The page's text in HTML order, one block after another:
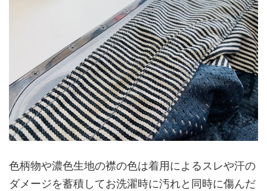
色柄物や濃色生地の襟の色は着用によるスレや汗の
ダメージを蓄積してお洗濯時に汚れと同時に傷んだ